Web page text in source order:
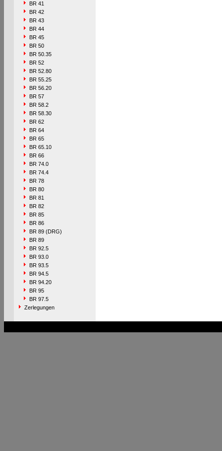
BR 41
BR 42
BR 43
BR 44
BR 45
BR 50
BR 50.35
BR 52
BR 52.80
BR 55.25
BR 56.20
BR 57
BR 58.2
BR 58.30
BR 62
BR 64
BR 65
BR 65.10
BR 66
BR 74.0
BR 74.4
BR 78
BR 80
BR 81
BR 82
BR 85
BR 86
BR 89 (DRG)
BR 89
BR 92.5
BR 93.0
BR 93.5
BR 94.5
BR 94.20
BR 95
BR 97.5
Zerlegungen